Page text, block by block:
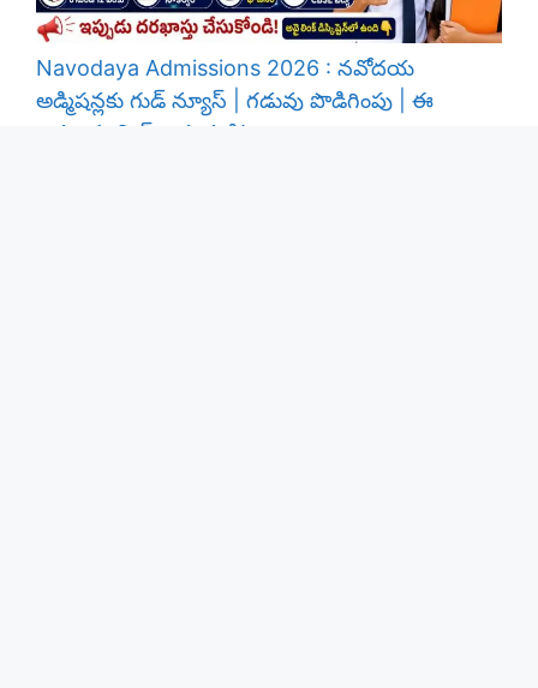
Navodaya Admissions 2026 : నవోదయ
అడ్మిషన్లకు గుడ్ న్యూస్ | గడువు పొడిగింపు | ఈ
అవకాశం మిస్ అవ్వకండి!